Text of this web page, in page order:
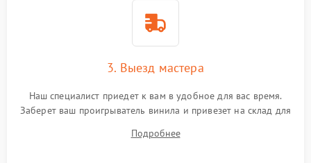
3. Выезд мастера
Наш специалист приедет к вам в удобное для вас время.
Заберет ваш проигрыватель винила и привезет на склад для
Подробнее